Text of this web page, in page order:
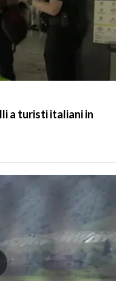
a turisti italiani in